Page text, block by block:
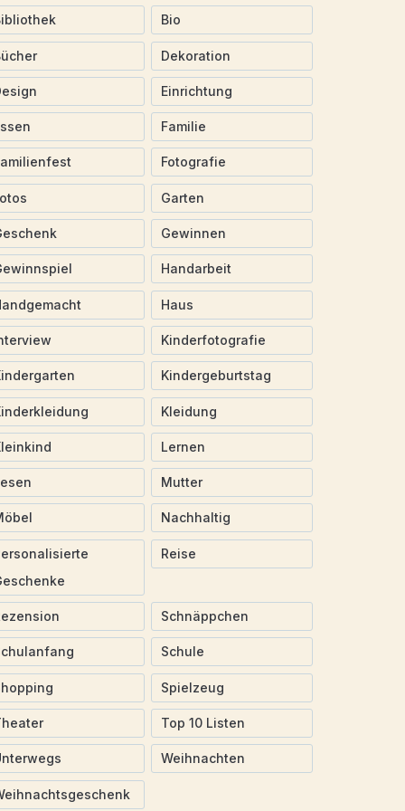
Bio
Dekoration
Einrichtung
Familie
Fotografie
Garten
Gewinnen
Handarbeit
Haus
Kinderfotografie
Kindergeburtstag
Kleidung
Lernen
Mutter
Nachhaltig
Reise
Schnäppchen
Schule
Spielzeug
Top 10 Listen
Weihnachten